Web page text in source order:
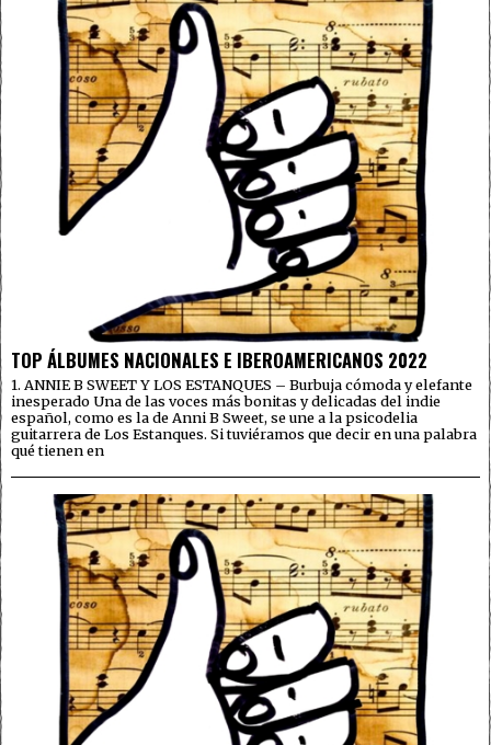
TOP ÁLBUMES NACIONALES E IBEROAMERICANOS 2022
1. ANNIE B SWEET Y LOS ESTANQUES – Burbuja cómoda y elefante
inesperado Una de las voces más bonitas y delicadas del indie
español, como es la de Anni B Sweet, se une a la psicodelia
guitarrera de Los Estanques. Si tuviéramos que decir en una palabra
qué tienen en